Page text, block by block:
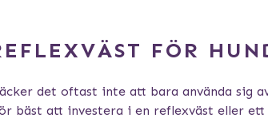
FÖR
det oftast inte att bara använda sig
bäst att investera i en reflexväst eller